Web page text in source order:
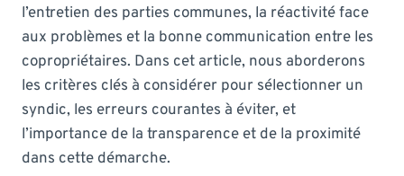
l’entretien des parties communes, la réactivité face
aux problèmes et la bonne communication entre les
copropriétaires. Dans cet article, nous aborderons
les critères clés à considérer pour sélectionner un
syndic, les erreurs courantes à éviter, et
l’importance de la transparence et de la proximité
dans cette démarche.